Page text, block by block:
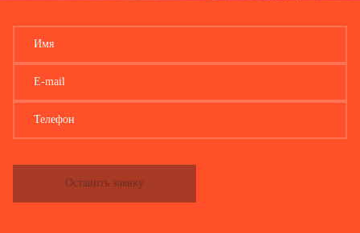
Имя
E-mail
Телефон
Оставить заявку